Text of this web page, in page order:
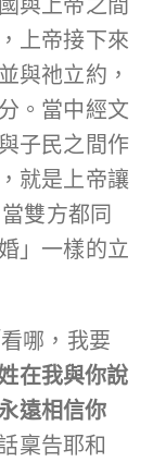
上帝接下來
與祂立約，
。當中經文
子民之間作
就是上帝讓
當雙方都同
」一樣的立
哪，我要
在我與你說
遠相信你
稟告耶和